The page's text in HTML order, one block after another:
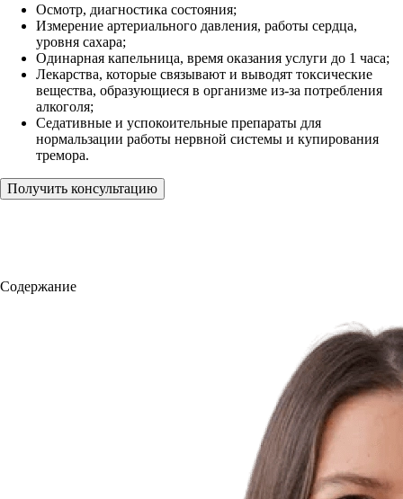
Осмотр, диагностика состояния;
Измерение артериального давления, работы сердца,
уровня сахара;
Одинарная капельница, время оказания услуги до 1 часа;
Лекарства, которые связывают и выводят токсические
вещества, образующиеся в организме из-за потребления
алкоголя;
Седативные и успокоительные препараты для
нормальзации работы нервной системы и купирования
тремора.
Получить консультацию
Содержание